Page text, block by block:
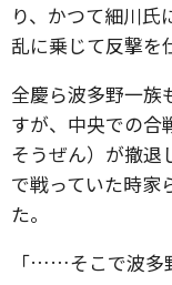
り、かつて細川氏
乱に乗じて反撃を
全慶ら波多野一族
すが、中央での合
そうぜん）が撤退
で戦っていた時家
た。
「……そこで波多